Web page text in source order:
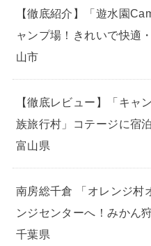
【徹底紹介】「遊水園
ャンプ場！きれいで快適
山市
【徹底レビュー】「キャ
族旅行村」コテージに宿
富山県
南房総千倉 「オレンジ村
ンジセンターへ！みかん
千葉県